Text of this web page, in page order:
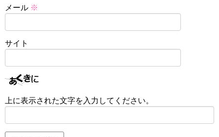
メール ※
サイト
上に表示された文字を入力してください。